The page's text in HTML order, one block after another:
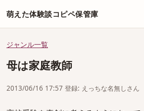
萌えた体験談コピペ保管庫
ジャンル一覧
母は家庭教師
2013/06/16 17:57 登録: えっちな名無しさん